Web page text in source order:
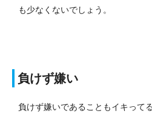
も少なくないでしょう。
負けず嫌い
負けず嫌いであることもイキって